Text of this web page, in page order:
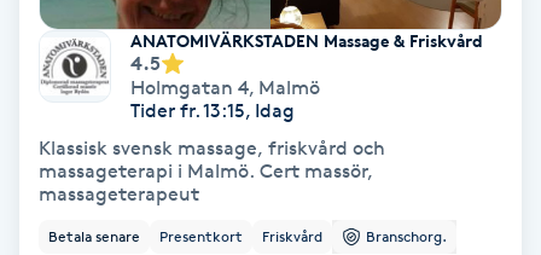
BIAB
Bottenfärg
ANATOMIVÄRKSTADEN Massage & Friskvård
4.5
Holmgatan 4, Malmö
Tider fr. 13:15, Idag
Klassisk svensk massage, friskvård och
massageterapi i Malmö. Cert massör,
massageterapeut
Betala senare Presentkort Friskvård Branschorg.